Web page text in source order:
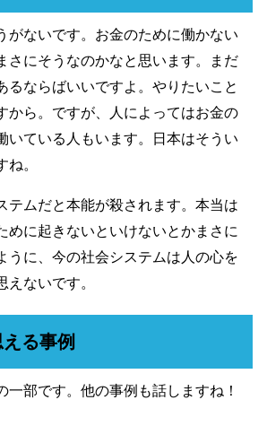
がないです。お金のために働かない
さにそうなのかなと思います。まだ
るならばいいですよ。やりたいこと
から。ですが、人によってはお金の
いている人もいます。日本はそうい
。
テムだと本能が殺されます。本当は
めに起きないといけないとかまさに
うに、今の社会システムは人の心を
ないです。
る事例
一部です。他の事例も話しますね！